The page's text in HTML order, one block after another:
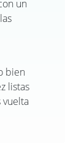
un
bien
listas